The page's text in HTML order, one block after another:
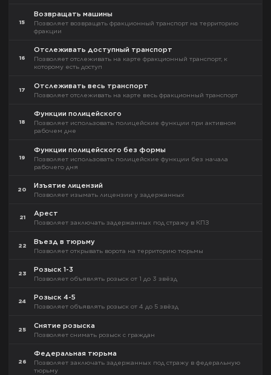
15
Возвращать машины
Позволяет возвращать фракционный транспорт на территорию
фракции
16
Отслеживать доступный транспорт
Позволяет отслеживать на карте фракционный транспорт, к
которому есть доступ
17 Отслеживать весь транспорт
Позволяет отслеживать на карте весь фракционный транспорт
18
Функции полицейского
Позволяет использовать полицейские функции при активном
рабочем дне
19
Функции полицейского без формы
Позволяет использовать полицейские функции без начала
рабочего дня
20 Изъятие лицензий
Позволяет изымать лицензии у задержанных
21 Арест
Позволяет заключать задержанных под стражу в КПЗ
22 Въезд в тюрьму
Позволяет открывать ворота на территорию тюрьмы
23 Розыск 1-3
Позволяет объявлять розыск от 1 до 3 звёзд
24 Розыск 4-5
Позволяет объявлять розыск от 4 до 5 звёзд
25 Снятие розыска
Позволяет снимать розыск с граждан
26
Федеральная тюрьма
Позволяет заключать задержанных под стражу в федеральную
тюрьму